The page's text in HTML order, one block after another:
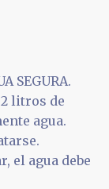
SEGURA.
litros de
agua.
el agua debe